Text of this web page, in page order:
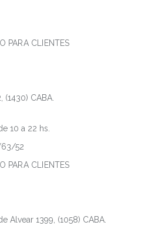
PARA CLIENTES
CABA.
10 a 22 hs.
63/52
PARA CLIENTES
Alvear 1399, (1058) CABA.